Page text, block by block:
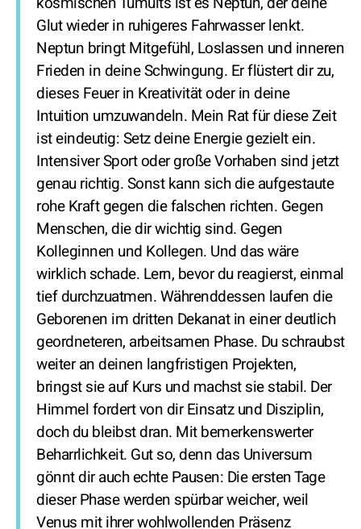
Glut wieder in ruhigeres Fahrwasser lenkt.
Neptun bringt Mitgefühl, Loslassen und inneren
Frieden in deine Schwingung. Er flüstert dir zu,
dieses Feuer in Kreativität oder in deine
Intuition umzuwandeln. Mein Rat für diese Zeit
ist eindeutig: Setz deine Energie gezielt ein.
Intensiver Sport oder große Vorhaben sind jetzt
genau richtig. Sonst kann sich die aufgestaute
rohe Kraft gegen die falschen richten. Gegen
Menschen, die dir wichtig sind. Gegen
Kolleginnen und Kollegen. Und das wäre
wirklich schade. Lern, bevor du reagierst, einmal
tief durchzuatmen. Währenddessen laufen die
Geborenen im dritten Dekanat in einer deutlich
geordneteren, arbeitsamen Phase. Du schraubst
weiter an deinen langfristigen Projekten,
bringst sie auf Kurs und machst sie stabil. Der
Himmel fordert von dir Einsatz und Disziplin,
doch du bleibst dran. Mit bemerkenswerter
Beharrlichkeit. Gut so, denn das Universum
gönnt dir auch echte Pausen: Die ersten Tage
dieser Phase werden spürbar weicher, weil
Venus mit ihrer wohlwollenden Präsenz